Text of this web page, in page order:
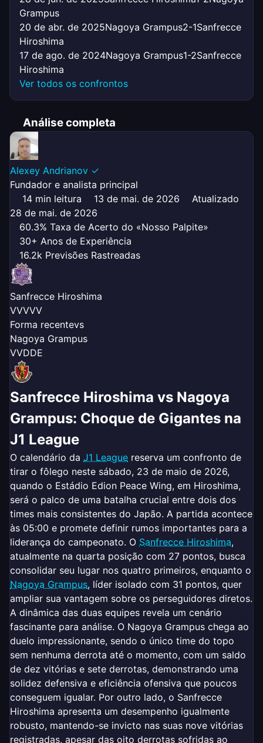
Grampus
20 de abr. de 2025Nagoya Grampus2-1Sanfrecce
Hiroshima
17 de ago. de 2024Nagoya Grampus1-2Sanfrecce
Hiroshima
Ver todos os confrontos
Análise completa
Alexey Andrianov ✓
Fundador e analista principal
14 min leitura
13 de mai. de 2026
Atualizado
28 de mai. de 2026
60.3% Taxa de Acerto do «Nosso Palpite»
30+ Anos de Experiência
16.2k Previsões Rastreadas
Sanfrecce Hiroshima
VVVVV
Forma recentevs
Nagoya Grampus
VVDDE
Sanfrecce Hiroshima vs Nagoya
Grampus: Choque de Gigantes na
J1 League
O calendário da J1 League reserva um confronto de
tirar o fôlego neste sábado, 23 de maio de 2026,
quando o Estádio Edion Peace Wing, em Hiroshima,
será o palco de uma batalha crucial entre dois dos
times mais consistentes do Japão. A partida acontece
às 05:00 e promete definir rumos importantes para a
liderança do campeonato. O Sanfrecce Hiroshima,
atualmente na quarta posição com 27 pontos, busca
consolidar seu lugar nos quatro primeiros, enquanto o
Nagoya Grampus, líder isolado com 31 pontos, quer
ampliar sua vantagem sobre os perseguidores diretos.
A dinâmica das duas equipes revela um cenário
fascinante para análise. O Nagoya Grampus chega ao
duelo impressionante, sendo o único time do topo
sem nenhuma derrota até o momento, com um saldo
de dez vitórias e sete derrotas, demonstrando uma
solidez defensiva e eficiência ofensiva que poucos
conseguem igualar. Por outro lado, o Sanfrecce
Hiroshima apresenta um desempenho igualmente
robusto, mantendo-se invicto nas suas nove vitórias
registradas, apesar das oito derrotas sofridas ao